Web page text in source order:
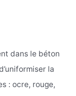
dans le béton
la
: ocre, rouge,